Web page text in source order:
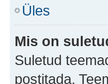
Üles
Mis on
Suletud
postitada.